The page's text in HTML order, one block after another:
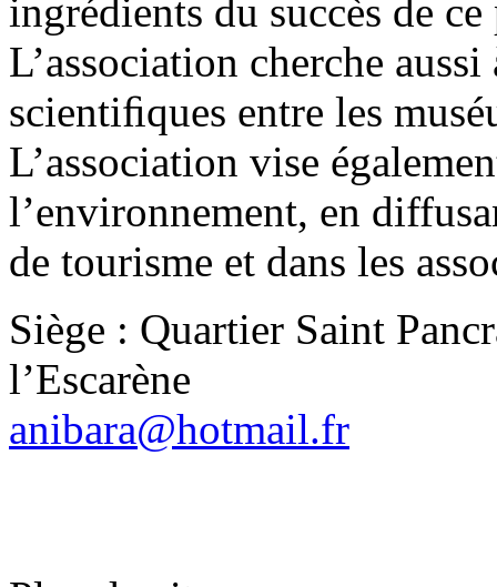
ingrédients du succès de
L’association cherche
scientiﬁques entre les
L’association vise
l’environnement, en
de tourisme et dans les
Siège : Quartier Saint
l’Escarène
anibara@hotmail.fr